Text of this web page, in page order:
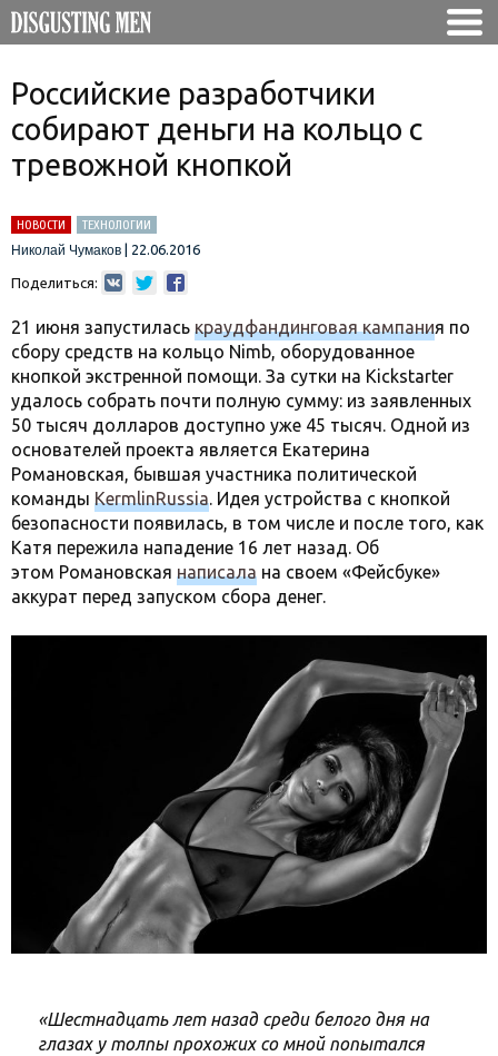
Российские разработчики
собирают деньги на кольцо с
тревожной кнопкой
НОВОСТИ
ТЕХНОЛОГИИ
Николай Чумаков
22.06.2016
Поделиться:
21 июня запустилась краудфандинговая кампания по
сбору средств на кольцо Nimb, оборудованное
кнопкой экстренной помощи. За сутки на Kickstarter
удалось собрать почти полную сумму: из заявленных
50 тысяч долларов доступно уже 45 тысяч. Одной из
основателей проекта является Екатерина
Романовская, бывшая участника политической
команды KermlinRussia. Идея устройства с кнопкой
безопасности появилась, в том числе и после того, как
Катя пережила нападение 16 лет назад. Об
этом Романовская написала на своем «Фейсбуке»
аккурат перед запуском сбора денег.
«Шестнадцать лет назад среди белого дня на
глазах у толпы прохожих со мной попытался